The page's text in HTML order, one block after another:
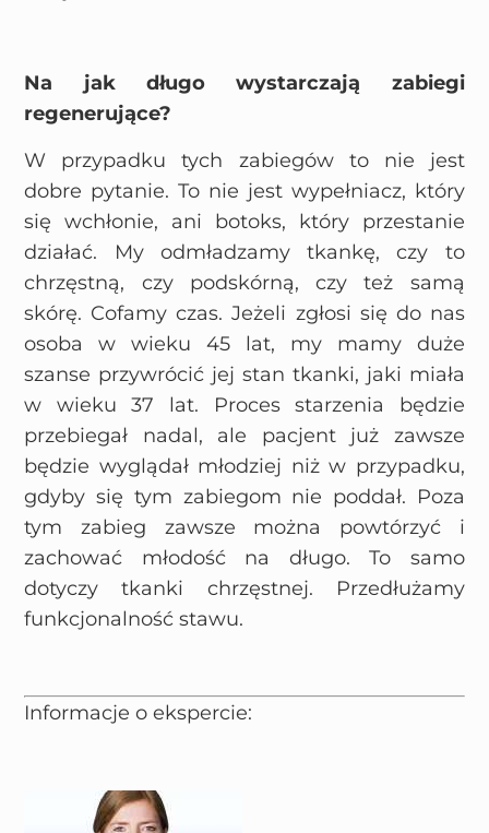
Na jak długo wystarczają zabiegi
regenerujące?
W przypadku tych zabiegów to nie jest
dobre pytanie. To nie jest wypełniacz, który
się wchłonie, ani botoks, który przestanie
działać. My odmładzamy tkankę, czy to
chrzęstną, czy podskórną, czy też samą
skórę. Cofamy czas. Jeżeli zgłosi się do nas
osoba w wieku 45 lat, my mamy duże
szanse przywrócić jej stan tkanki, jaki miała
w wieku 37 lat. Proces starzenia będzie
przebiegał nadal, ale pacjent już zawsze
będzie wyglądał młodziej niż w przypadku,
gdyby się tym zabiegom nie poddał. Poza
tym zabieg zawsze można powtórzyć i
zachować młodość na długo. To samo
dotyczy tkanki chrzęstnej. Przedłużamy
funkcjonalność stawu.
Informacje o ekspercie: